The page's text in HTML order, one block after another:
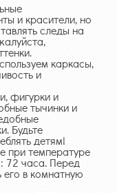
и красители, но
следы на
каркасы,
и
фигурки и
тычинки и
Будьте
детям!
при температуре
72 часа. Перед
его в комнатную